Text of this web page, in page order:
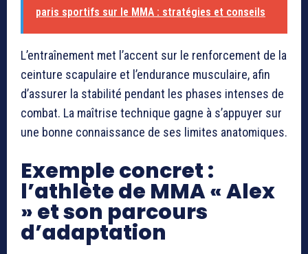
paris sportifs sur le MMA : stratégies et conseils
L’entraînement met l’accent sur le renforcement de la
ceinture scapulaire et l’endurance musculaire, afin
d’assurer la stabilité pendant les phases intenses de
combat. La maîtrise technique gagne à s’appuyer sur
une bonne connaissance de ses limites anatomiques.
Exemple concret :
l’athlète de MMA « Alex
» et son parcours
d’adaptation